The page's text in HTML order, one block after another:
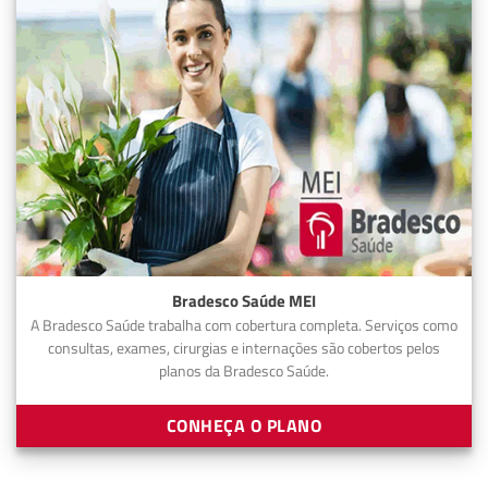
Bradesco Saúde MEI
A Bradesco Saúde trabalha com cobertura completa. Serviços como
consultas, exames, cirurgias e internações são cobertos pelos
planos da Bradesco Saúde.
CONHEÇA O PLANO